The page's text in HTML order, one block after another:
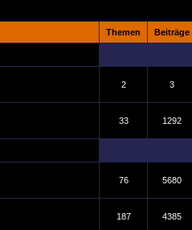
Themen Beiträge
2 3
33 1292
76 5680
187 4385